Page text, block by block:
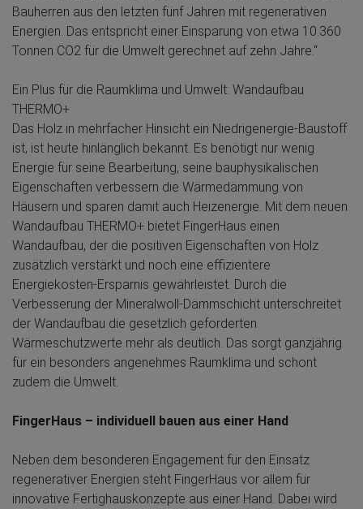
Bauherren aus den letzten fünf Jahren mit regenerativen
Energien. Das entspricht einer Einsparung von etwa 10.360
Tonnen CO2 für die Umwelt gerechnet auf zehn Jahre.“
Ein Plus für die Raumklima und Umwelt: Wandaufbau
THERMO+
Das Holz in mehrfacher Hinsicht ein Niedrigenergie-Baustoff
ist, ist heute hinlänglich bekannt. Es benötigt nur wenig
Energie für seine Bearbeitung, seine bauphysikalischen
Eigenschaften verbessern die Wärmedämmung von
Häusern und sparen damit auch Heizenergie. Mit dem neuen
Wandaufbau THERMO+ bietet FingerHaus einen
Wandaufbau, der die positiven Eigenschaften von Holz
zusätzlich verstärkt und noch eine effizientere
Energiekosten-Ersparnis gewährleistet. Durch die
Verbesserung der Mineralwoll-Dämmschicht unterschreitet
der Wandaufbau die gesetzlich geforderten
Wärmeschutzwerte mehr als deutlich. Das sorgt ganzjährig
für ein besonders angenehmes Raumklima und schont
zudem die Umwelt.
FingerHaus – individuell bauen aus einer Hand
Neben dem besonderen Engagement für den Einsatz
regenerativer Energien steht FingerHaus vor allem für
innovative Fertighauskonzepte aus einer Hand. Dabei wird